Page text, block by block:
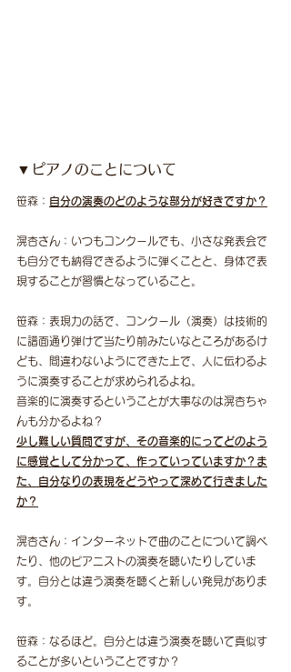
▼ピアノのことについて
笹森： 自分の演奏のどのような部分が好きですか？
滉杏さん：いつもコンクールでも、小さな発表会で
も自分でも納得できるように弾くことと、身体で表
現することが習慣となっていること。
笹森：表現力の話で、コンクール（演奏）は技術的
に譜面通り弾けて当たり前みたいなところがあるけ
ども、間違わないようにできた上で、人に伝わるよ
うに演奏することが求められるよね。
音楽的に演奏するということが大事なのは滉杏ちゃ
んも分かるよね？
少し難しい質問ですが、その音楽的にってどのよう
に感覚として分かって、作っていっていますか？ま
た、自分なりの表現をどうやって深めて行きました
か？
滉杏さん：インターネットで曲のことについて調べ
たり、他のピアニストの演奏を聴いたりしていま
す。自分とは違う演奏を聴くと新しい発見がありま
す。
笹森：なるほど。自分とは違う演奏を聴いて真似す
ることが多いということですか？